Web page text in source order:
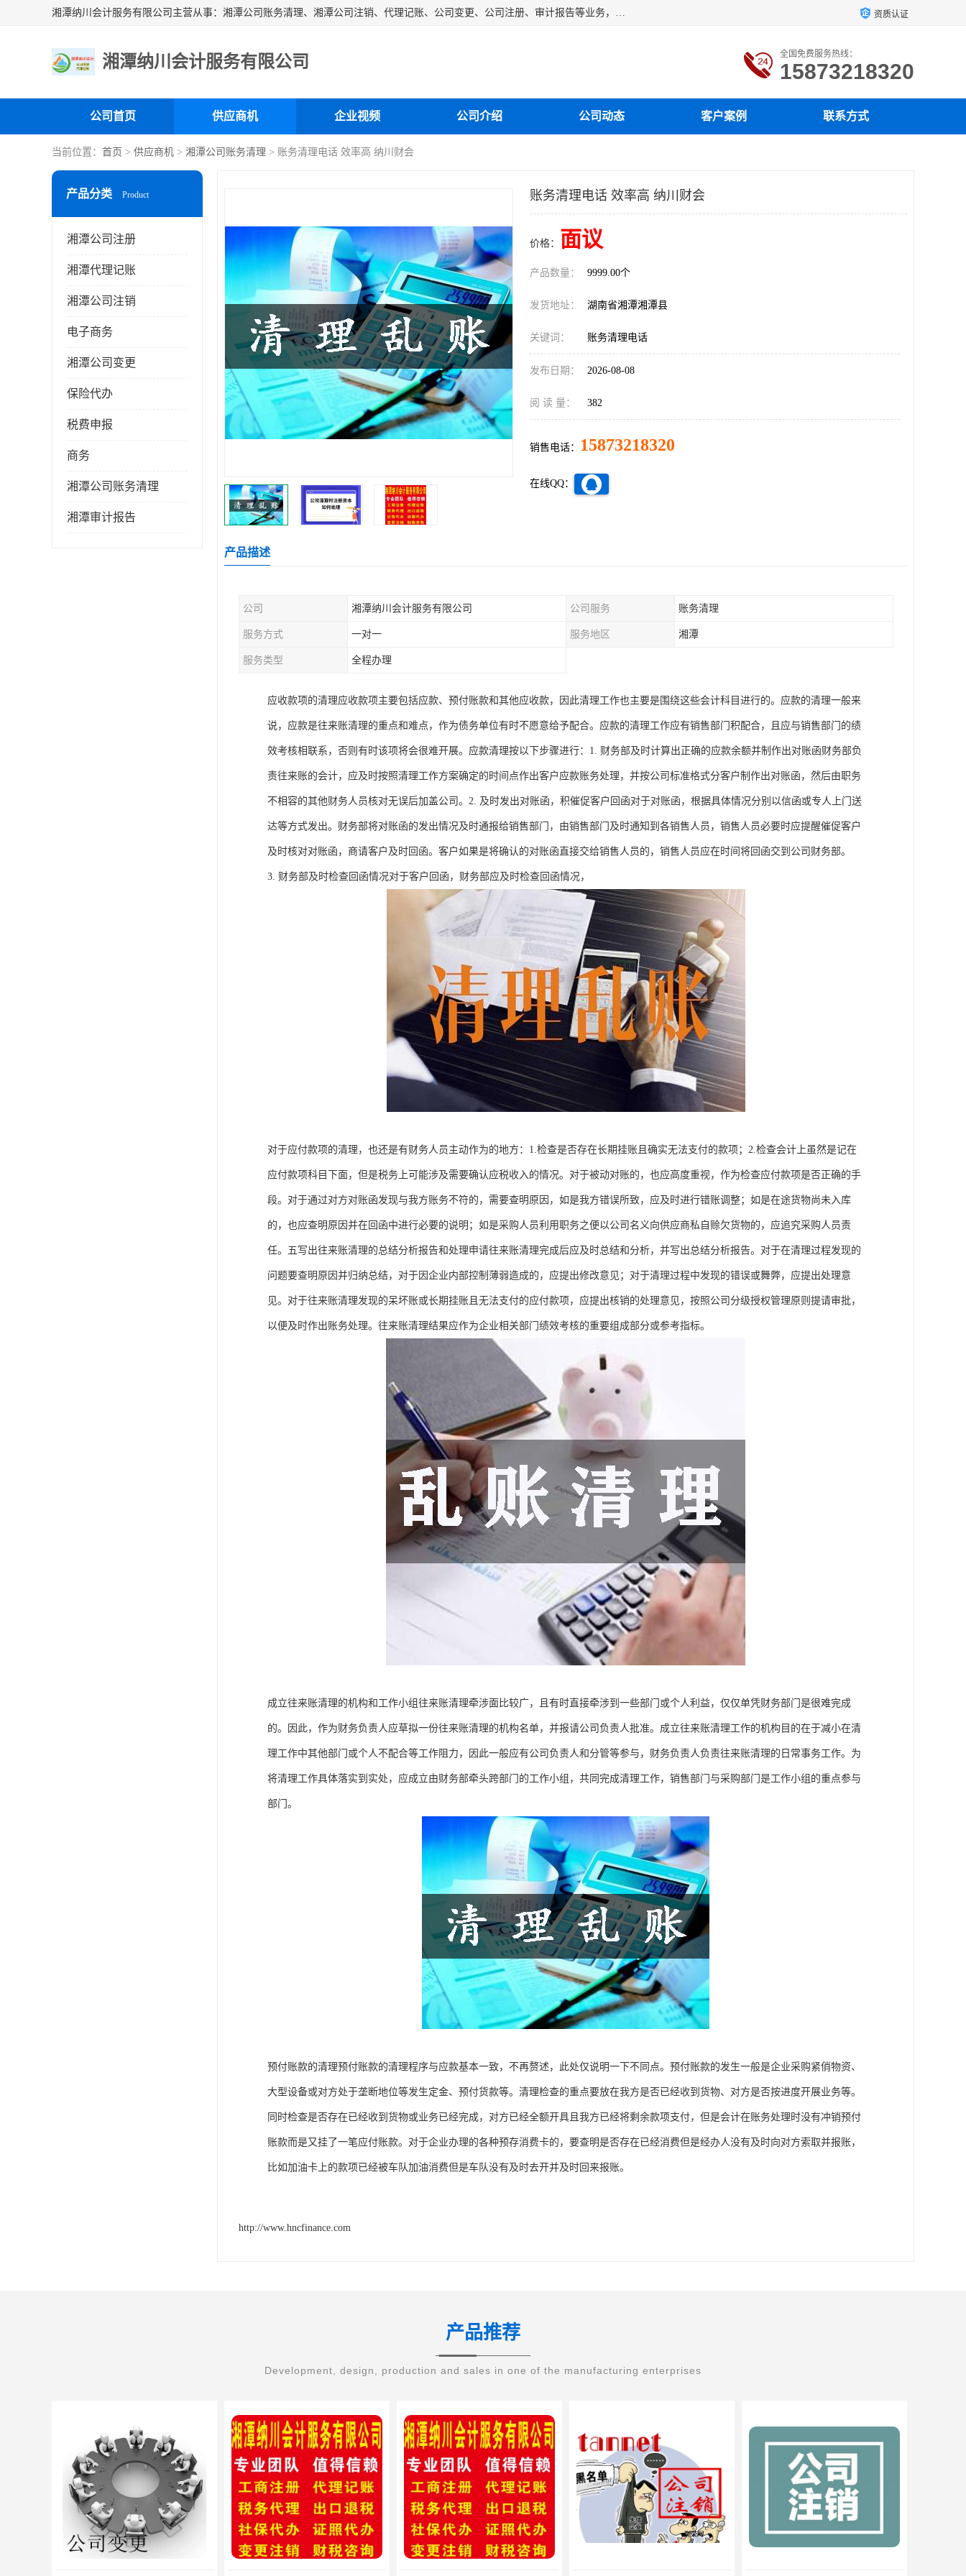
湘潭纳川会计服务有限公司主营从事：湘潭公司账务清理、湘潭公司注销、代理记账、公司变更、公司注册、审计报告等业务，公司设立有专门的代理注册部门，现有工商代办专员，部门经理从事工商代办多年，对各地区公司注册、公司变更、进出口业务等流程以及各行业公司注册、变更所需注意的细节都非常熟悉。 资质认证
湘潭纳川会计服务有限公司 全国免费服务热线：
15873218320
公司首页 供应商机 企业视频 公司介绍 公司动态 客户案例 联系方式
当前位置： 首页 > 供应商机 > 湘潭公司账务清理 > 账务清理电话 效率高 纳川财会
产品分类 Product
湘潭公司注册
湘潭代理记账
湘潭公司注销
电子商务
湘潭公司变更
保险代办
税费申报
商务
湘潭公司账务清理
湘潭审计报告
账务清理电话 效率高 纳川财会
价格： 面议
产品数量： 9999.00个
发货地址： 湖南省湘潭湘潭县
关键词： 账务清理电话
发布日期： 2026-08-08
阅 读 量： 382
销售电话： 15873218320
在线QQ：
产品描述
公司 湘潭纳川会计服务有限公司 公司服务 账务清理
服务方式 一对一 服务地区 湘潭
服务类型 全程办理
应收款项的清理应收款项主要包括应款、预付账款和其他应收款，因此清理工作也主要是围绕这些会计科目进行的。应款的清理一般来
说，应款是往来账清理的重点和难点，作为债务单位有时不愿意给予配合。应款的清理工作应有销售部门积配合，且应与销售部门的绩
效考核相联系，否则有时该项将会很难开展。应款清理按以下步骤进行：1. 财务部及时计算出正确的应款余额并制作出对账函财务部负
责往来账的会计，应及时按照清理工作方案确定的时间点作出客户应款账务处理，并按公司标准格式分客户制作出对账函，然后由职务
不相容的其他财务人员核对无误后加盖公司。2. 及时发出对账函，积催促客户回函对于对账函，根据具体情况分别以信函或专人上门送
达等方式发出。财务部将对账函的发出情况及时通报给销售部门，由销售部门及时通知到各销售人员，销售人员必要时应提醒催促客户
及时核对对账函，商请客户及时回函。客户如果是将确认的对账函直接交给销售人员的，销售人员应在时间将回函交到公司财务部。
3. 财务部及时检查回函情况对于客户回函，财务部应及时检查回函情况，
对于应付款项的清理，也还是有财务人员主动作为的地方：1.检查是否存在长期挂账且确实无法支付的款项；2.检查会计上虽然是记在
应付款项科目下面，但是税务上可能涉及需要确认应税收入的情况。对于被动对账的，也应高度重视，作为检查应付款项是否正确的手
段。对于通过对方对账函发现与我方账务不符的，需要查明原因，如是我方错误所致，应及时进行错账调整；如是在途货物尚未入库
的，也应查明原因并在回函中进行必要的说明；如是采购人员利用职务之便以公司名义向供应商私自赊欠货物的，应追究采购人员责
任。五写出往来账清理的总结分析报告和处理申请往来账清理完成后应及时总结和分析，并写出总结分析报告。对于在清理过程发现的
问题要查明原因并归纳总结，对于因企业内部控制薄弱造成的，应提出修改意见；对于清理过程中发现的错误或舞弊，应提出处理意
见。对于往来账清理发现的呆坏账或长期挂账且无法支付的应付款项，应提出核销的处理意见，按照公司分级授权管理原则提请审批，
以便及时作出账务处理。往来账清理结果应作为企业相关部门绩效考核的重要组成部分或参考指标。
成立往来账清理的机构和工作小组往来账清理牵涉面比较广，且有时直接牵涉到一些部门或个人利益，仅仅单凭财务部门是很难完成
的。因此，作为财务负责人应草拟一份往来账清理的机构名单，并报请公司负责人批准。成立往来账清理工作的机构目的在于减小在清
理工作中其他部门或个人不配合等工作阻力，因此一般应有公司负责人和分管等参与，财务负责人负责往来账清理的日常事务工作。为
将清理工作具体落实到实处，应成立由财务部牵头跨部门的工作小组，共同完成清理工作，销售部门与采购部门是工作小组的重点参与
部门。
预付账款的清理预付账款的清理程序与应款基本一致，不再赘述，此处仅说明一下不同点。预付账款的发生一般是企业采购紧俏物资、
大型设备或对方处于垄断地位等发生定金、预付货款等。清理检查的重点要放在我方是否已经收到货物、对方是否按进度开展业务等。
同时检查是否存在已经收到货物或业务已经完成，对方已经全额开具且我方已经将剩余款项支付，但是会计在账务处理时没有冲销预付
账款而是又挂了一笔应付账款。对于企业办理的各种预存消费卡的，要查明是否存在已经消费但是经办人没有及时向对方索取并报账，
比如加油卡上的款项已经被车队加油消费但是车队没有及时去开并及时回来报账。
http://www.hncfinance.com
产品推荐
Development, design, production and sales in one of the manufacturing enterprises